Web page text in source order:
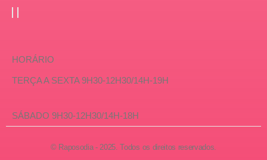
HORÁRIO
TERÇA A SEXTA 9H30-12H30/14H-19H
SÁBADO 9H30-12H30/14H-18H
© Raposodia - 2025. Todos os direitos reservados.